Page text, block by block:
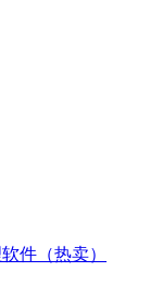
件（热卖）